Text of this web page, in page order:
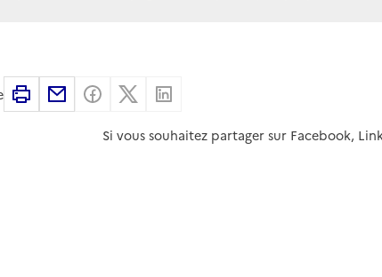
ImprimerPartager par email
Partager sur Facebook
Partager sur X
Si vous souhaitez partager sur Facebook,